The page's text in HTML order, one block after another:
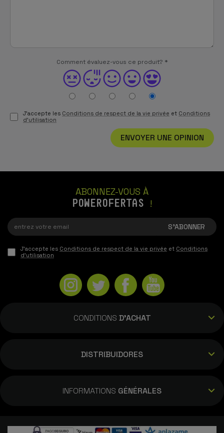
Comment évaluez-vous ce produit? *
J'accepte les Conditions de respect de la vie privée et Conditions
d'utilisation
ENVOYER UNE OPINION
ABONNEZ-VOUS À
POWEROFERTAS !
J'accepte les Conditions de respect de la vie privée et Conditions
d'utilisation
CONDITIONS D'ACHAT
DISTRIBUIDORES
INFORMATIONS GÉNÉRALES